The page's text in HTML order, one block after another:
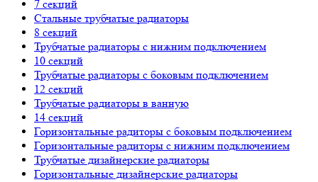
7 секций
Стальные трубчатые радиаторы
8 секций
Трубчатые радиаторы с нижним подключением
10 секций
Трубчатые радиаторы с боковым подключением
12 секций
Трубчатые радиаторы в ванную
14 секций
Горизонтальные радиторы с боковым подключением
Горизонтальные радиторы с нижним подключением
Трубчатые дизайнерские радиаторы
Горизонтальные дизайнерские радиаторы